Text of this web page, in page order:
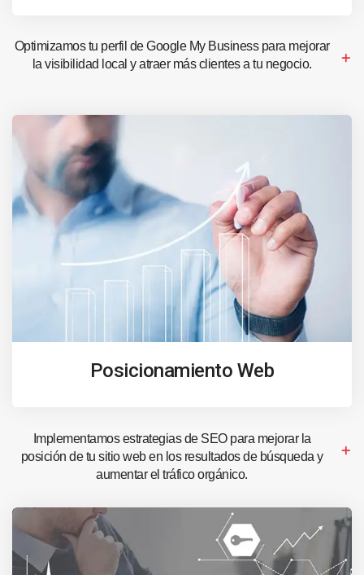
Optimizamos tu perfil de Google My Business para mejorar
la visibilidad local y atraer más clientes a tu negocio.
Posicionamiento Web
Implementamos estrategias de SEO para mejorar la
posición de tu sitio web en los resultados de búsqueda y
aumentar el tráfico orgánico.